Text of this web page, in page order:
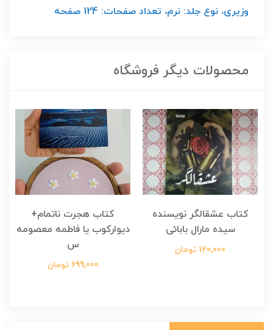
وزیری، نوع جلد: نرم، تعداد صفحات: 124 صفحه
محصولات دیگر فروشگاه
کتاب عشقالگر نویسنده
سیده مارال بابائی
120,000 تومان
کتاب هجرت ناتمام+
دیوارکوب یا فاطمه معصومه
س
699,000 تومان